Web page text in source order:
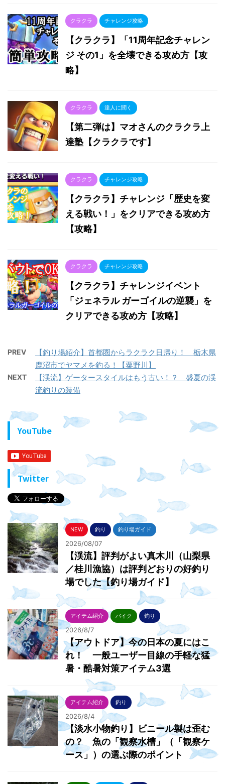
クラクラ チャレンジ攻略
【クラクラ】「11周年記念チャレン
ジ その1」を全壊できる攻め方【攻
略】
クラクラ 達人に聞く
【第二弾は】マオさんのクラクラ上
達塾【クラクラです】
クラクラ チャレンジ攻略
【クラクラ】チャレンジ「歴史を変
える戦い！」をクリアできる攻め方
【攻略】
クラクラ チャレンジ攻略
【クラクラ】チャレンジイベント
「ジェネラル ガーゴイルの逆襲」を
クリアできる攻め方【攻略】
PREV
【釣り場紹介】首都圏からラクラク日帰り！ 栃木県
鹿沼市でヤマメを釣る！【粟野川】
NEXT
【渓流】ゲータースタイルはもう古い！？ 盛夏の渓
流釣りの装備
YouTube
Twitter
NEW 釣り 釣り場ガイド
2026/08/07
【渓流】評判がよい真木川（山梨県
／桂川漁協）は評判どおりの好釣り
場でした【釣り場ガイド】
アイテム紹介 バイク 釣り
2026/8/7
【アウトドア】今の日本の夏にはこ
れ！ 一般ユーザー目線の手軽な猛
暑・酷暑対策アイテム3選
アイテム紹介 釣り
2026/8/4
【淡水小物釣り】ビニール製は歪む
の？ 魚の「観察水槽」（「観察ケ
ース」）の選ぶ際のポイント